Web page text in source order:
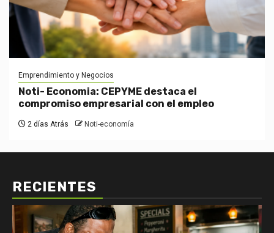
Emprendimiento y Negocios
Noti- Economia: CEPYME destaca el
compromiso empresarial con el empleo
2 días Atrás Noti-economía
RECIENTES